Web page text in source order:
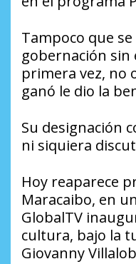
Tampoco que
gobernación sin
primera vez, no
ganó le dio la
Su designación
ni siquiera
Hoy reaparece
Maracaibo, en
GlobalTV
cultura, bajo la
Giovanny